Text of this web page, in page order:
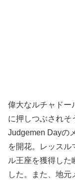
偉大なルチャドー
に押しつぶされそ
Judgemen Dayの
を開花。レッスル
ル王座を獲得した
した。また、地